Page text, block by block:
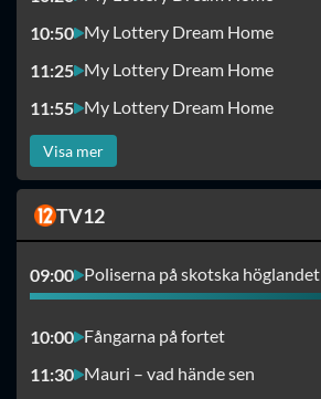
10:50 My Lottery Dream Home
11:25 My Lottery Dream Home
11:55 My Lottery Dream Home
Visa mer
TV12
09:00 Poliserna på skotska höglandet
10:00 Fångarna på fortet
11:30 Mauri – vad hände sen